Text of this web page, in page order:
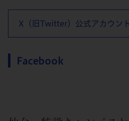
X（旧Twitter）公式アカウント
Facebook